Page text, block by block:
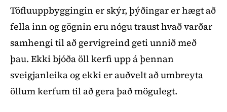
Töfluuppbyggingin er skýr, þýðingar er hægt að
fella inn og gögnin eru nógu traust hvað varðar
samhengi til að gervigreind geti unnið með
þau. Ekki bjóða öll kerfi upp á þennan
sveigjanleika og ekki er auðvelt að umbreyta
öllum kerfum til að gera það mögulegt.